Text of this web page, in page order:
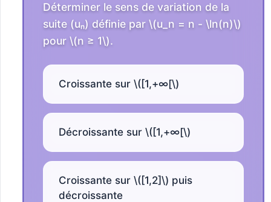
Déterminer le sens de variation de la
suite (uₙ) définie par \(u_n = n - \ln(n)\)
pour \(n ≥ 1\).
Croissante sur \([1,+∞[\)
Décroissante sur \([1,+∞[\)
Croissante sur \([1,2]\) puis
décroissante